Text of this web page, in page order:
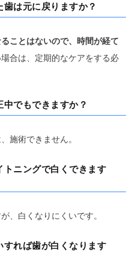
は元に戻りますか？
ことはないので、時間が経て
合は、定期的なケアをする必
でもできますか？
施術できません。
ニングで白くできます
、白くなりにくいです。
れば歯が白くなります